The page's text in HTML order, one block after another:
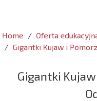
Home Oferta
Gigantki Kujaw i
Gigantki